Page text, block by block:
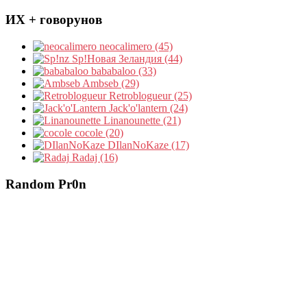
ИХ + говорунов
neocalimero (45)
Sp!Новая Зеландия (44)
bababaloo (33)
Ambseb (29)
Retroblogueur (25)
Jack'o'lantern (24)
Linanounette (21)
cocole (20)
DIlanNoKaze (17)
Radaj (16)
Random Pr0n